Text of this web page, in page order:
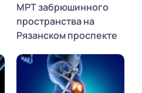
МРТ забрюшинного
пространства на
Рязанском проспекте